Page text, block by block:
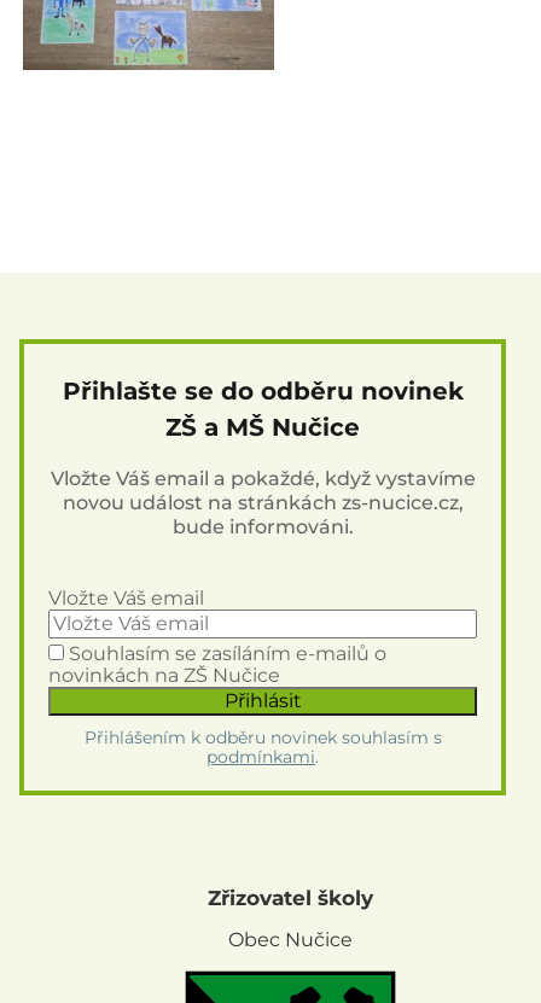
Přihlašte se do odběru novinek
ZŠ a MŠ Nučice
Vložte Váš email a pokaždé, když vystavíme
novou událost na stránkách zs-nucice.cz,
bude informováni.
Vložte Váš email
Souhlasím se zasíláním e-mailů o
novinkách na ZŠ Nučice
Přihlášením k odběru novinek souhlasím s
podmínkami.
Zřizovatel školy
Obec Nučice